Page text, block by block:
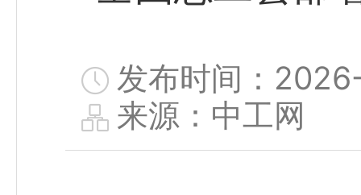
发布时间：
来源：中工网